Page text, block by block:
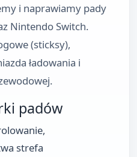
i naprawiamy pady
Nintendo Switch.
(sticksy),
ładowania i
padów
strefa